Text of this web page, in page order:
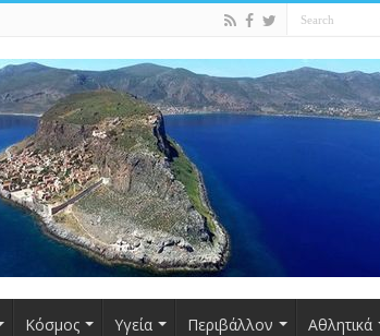
Κόσμος Υγεία Περιβάλλον Αθλητικά